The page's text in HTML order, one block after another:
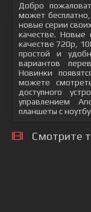
Добро
может
новые серии
качестве. Новые
качестве 720p,
простой и
вариантов
Новинки
можете
доступного
управлением
планшеты с
Смотрите